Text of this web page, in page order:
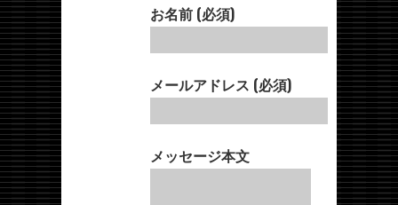
お名前 (必須)
メールアドレス (必須)
メッセージ本文